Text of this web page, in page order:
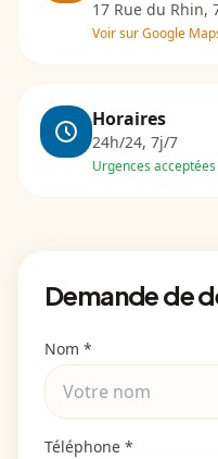
17 Rue du Rhin,
Voir sur Google
Horaires
24h/24, 7j/7
Urgences
Demande de
Nom *
Téléphone *